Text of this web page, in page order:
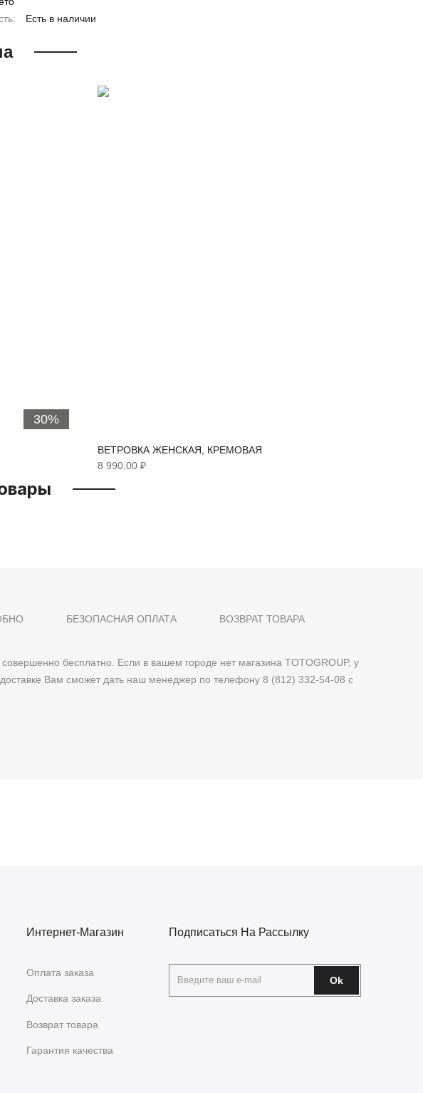
Есть в наличии
30%
ВЕТРОВКА ЖЕНСКАЯ, КРЕМОВАЯ
8 990,00 ₽
бесплатно. Если в вашем городе нет магазина TOTOGROUP, у
Вам сможет дать наш менеджер по телефону 8 (812) 332-54-08 с
БЕЗОПАСНАЯ ОПЛАТА ВОЗВРАТ ТОВАРА
Интернет-Магазин
Оплата заказа
Доставка заказа
Возврат товара
Гарантия качества
Подписаться На Рассылку
Ok